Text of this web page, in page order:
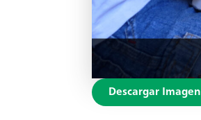
Descargar Imagen